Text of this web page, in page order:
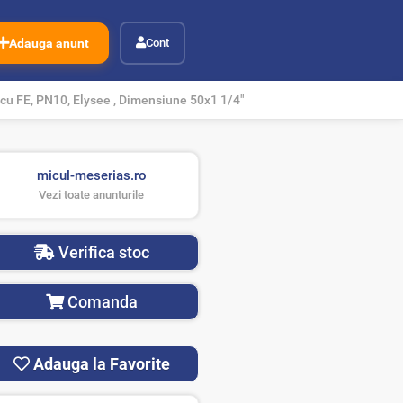
Adauga anunt Cont
FE, PN10, Elysee , Dimensiune 50x1 1/4"
micul-meserias.ro
Vezi toate anunturile
Verifica stoc
Comanda
Adauga la Favorite